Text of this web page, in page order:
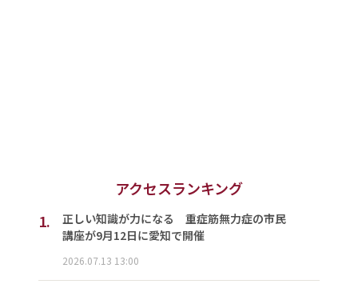
アクセスランキング
1.
正しい知識が力になる 重症筋無力症の市民
講座が9月12日に愛知で開催
2026.07.13 13:00